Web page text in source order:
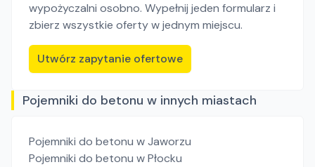
wypożyczalni osobno. Wypełnij jeden formularz i
zbierz wszystkie oferty w jednym miejscu.
Utwórz zapytanie ofertowe
Pojemniki do betonu w innych miastach
Pojemniki do betonu w Jaworzu
Pojemniki do betonu w Płocku